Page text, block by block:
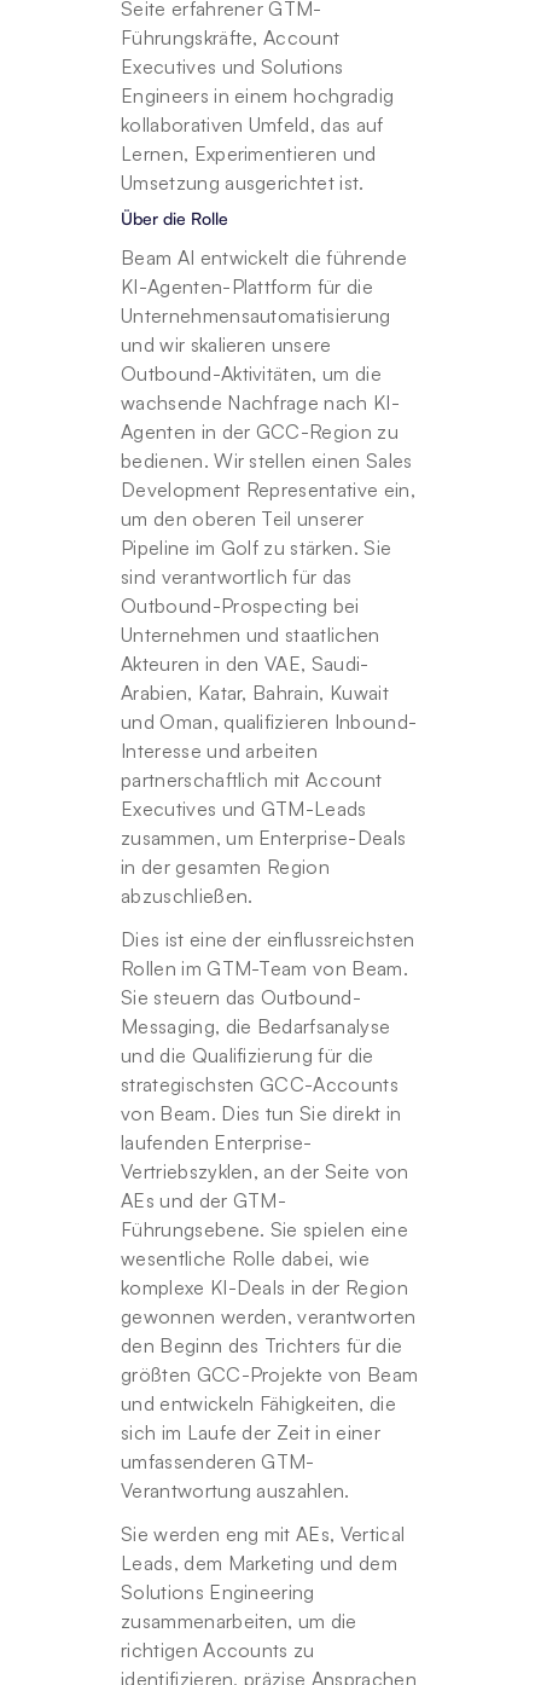
Seite erfahrener GTM-
Führungskräfte, Account
Executives und Solutions
Engineers in einem hochgradig
kollaborativen Umfeld, das auf
Lernen, Experimentieren und
Umsetzung ausgerichtet ist.
Über die Rolle
Beam AI entwickelt die führende
KI-Agenten-Plattform für die
Unternehmensautomatisierung
und wir skalieren unsere
Outbound-Aktivitäten, um die
wachsende Nachfrage nach KI-
Agenten in der GCC-Region zu
bedienen. Wir stellen einen Sales
Development Representative ein,
um den oberen Teil unserer
Pipeline im Golf zu stärken. Sie
sind verantwortlich für das
Outbound-Prospecting bei
Unternehmen und staatlichen
Akteuren in den VAE, Saudi-
Arabien, Katar, Bahrain, Kuwait
und Oman, qualifizieren Inbound-
Interesse und arbeiten
partnerschaftlich mit Account
Executives und GTM-Leads
zusammen, um Enterprise-Deals
in der gesamten Region
abzuschließen.
Dies ist eine der einflussreichsten
Rollen im GTM-Team von Beam.
Sie steuern das Outbound-
Messaging, die Bedarfsanalyse
und die Qualifizierung für die
strategischsten GCC-Accounts
von Beam. Dies tun Sie direkt in
laufenden Enterprise-
Vertriebszyklen, an der Seite von
AEs und der GTM-
Führungsebene. Sie spielen eine
wesentliche Rolle dabei, wie
komplexe KI-Deals in der Region
gewonnen werden, verantworten
den Beginn des Trichters für die
größten GCC-Projekte von Beam
und entwickeln Fähigkeiten, die
sich im Laufe der Zeit in einer
umfassenderen GTM-
Verantwortung auszahlen.
Sie werden eng mit AEs, Vertical
Leads, dem Marketing und dem
Solutions Engineering
zusammenarbeiten, um die
richtigen Accounts zu
identifizieren, präzise Ansprachen